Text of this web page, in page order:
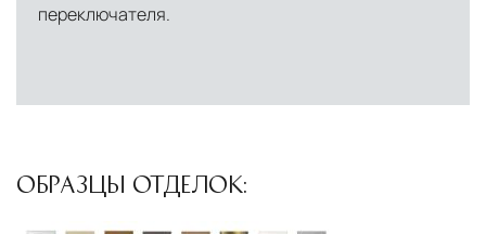
Условия доставки по Москве и Московской
следующие услуги:
товара от нашего склада непосредственно к
месту назначения с соблюдением сроков
переключателя.
ОБРАЗЦЫ ОТДЕЛОК: